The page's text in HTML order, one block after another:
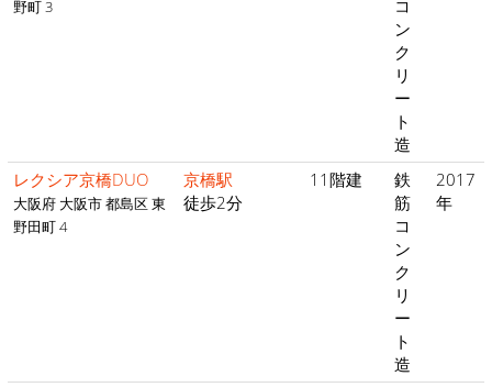
野町 3
コ
ン
ク
リ
ー
ト
造
レクシア京橋DUO
大阪府 大阪市 都島区 東
野田町 4
京橋駅
徒歩2分
11階建
鉄
筋
コ
ン
ク
リ
ー
ト
造
2017
年